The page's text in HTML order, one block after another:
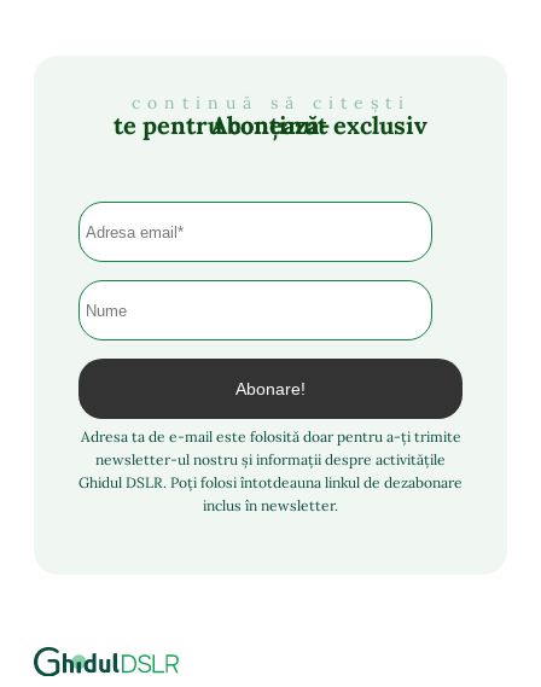
continuă să citești
Abonează-te pentru conținut exclusiv
Adresa ta de e-mail este folosită doar pentru a-ți trimite
newsletter-ul nostru și informații despre activitățile
Ghidul DSLR. Poți folosi întotdeauna linkul de dezabonare
inclus în newsletter.